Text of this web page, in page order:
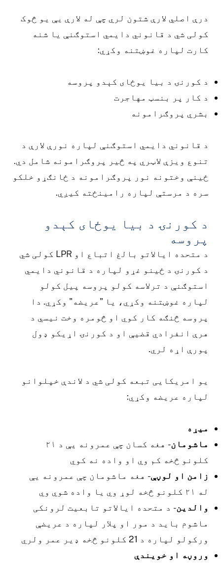
درې اصلي لارې شتون لري چې له لارې یې یو څوک
کولی شي د قانوني دایمي استوګنې یا شنه
کارت لپاره غوښتنه وکړي:
د کورنۍ د بیا یوځای کېدو پروسه
د کار پر بنسټ مهاجرت
بشري پروګرامونه
د قانوني دایمي استوګنې لپاره نورې لارې د
تنوع ویزې لاټري په څیر پروګرامونه شامل دي.
ځینې وختونه نور پروګرامونه د ځانګړو خلکو
سره د مرستې لپاره رامینځته کیږي.
د کورنۍ د بیا یوځای کېدو
پروسه
د متحده ایالاتو بالغ اتباع او LPR کولی شي
د کورنۍ د ځینو غړو لپاره د قانوني دایمي
استوګنې د ترلاسه کولو پروسه پیل کولو
لپاره غوښتنه وکړي، یا "عریضه" وکړي. دا
پروسه څنګه کار کوي او څومره وخت نیسي د
هرې انفرادي قضیې او د کورنۍ اړیکو ډول
پورې اړه لري.
یو امریکایی تبعه کولی شي د لاندې خپلوانو
لپاره عریضه وکړي:
میړه
ماشومان
- هغه کسان چې عمرونه یې د ۲۱
کلونو څخه کم وي او واده نه کوي
زامن او لوڼې - هغه ماشومان چې عمرونه یې
والدین- د متحده ایالاتو تابعیت لرونکی
ماشوم باید د مور او پلار لپاره د عریضې
ورکولو لپاره د 21 کلونو څخه ډیر عمر ولري
وروڼه او خویندې